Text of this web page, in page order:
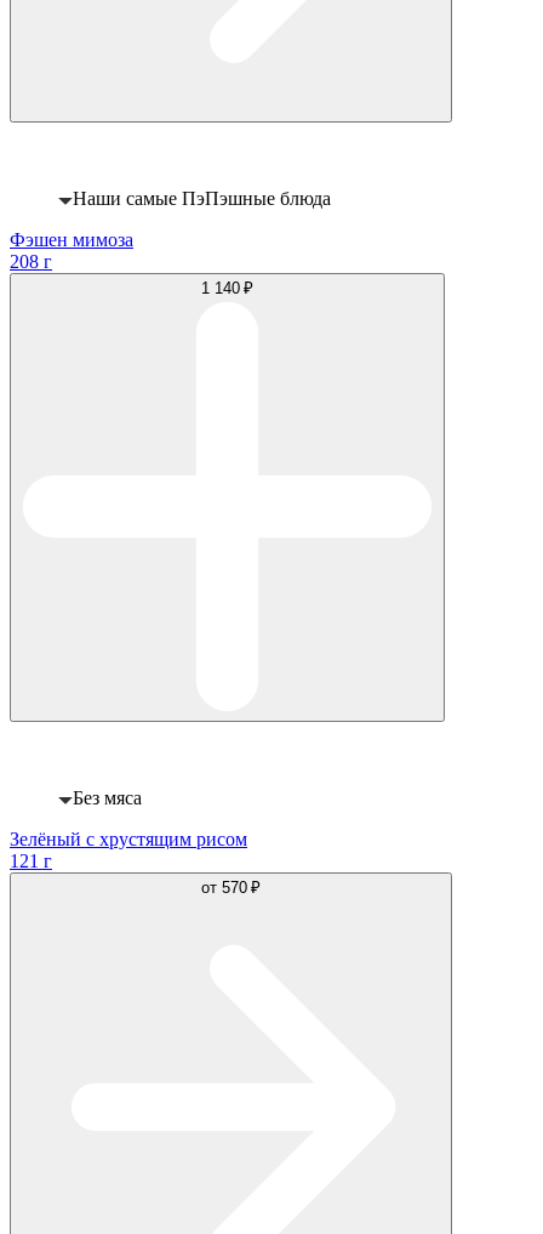
Наши самые ПэПэшные блюда
Фэшен мимоза
208 г
1 140 ₽
Без мяса
Зелёный с хрустящим рисом
121 г
от 570 ₽